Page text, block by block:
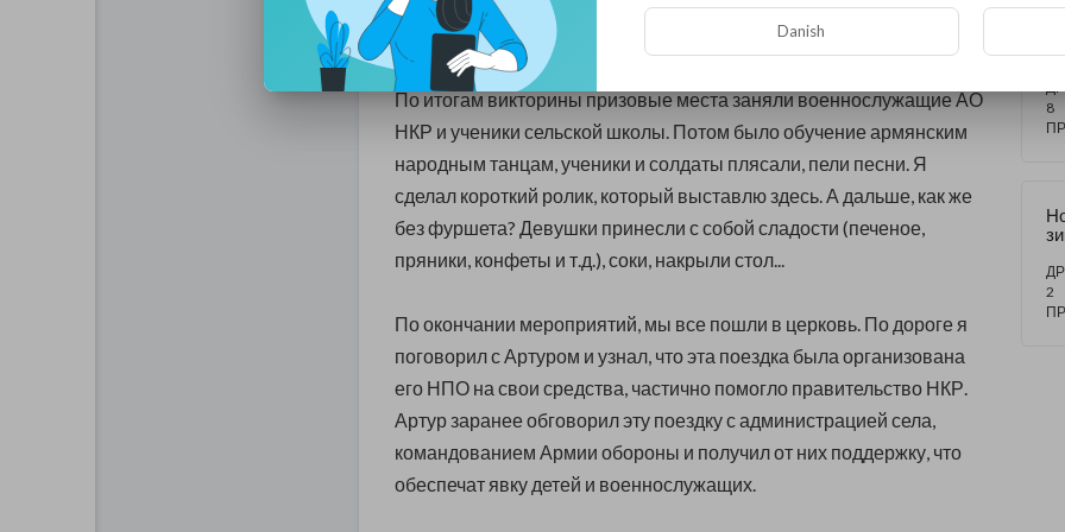
они сделали на радость детям и солдатикам...
По итогам викторины призовые места заняли военнослужащие АО
НКР и ученики сельской школы. Потом было обучение армянским
народным танцам, ученики и солдаты плясали, пели песни. Я
сделал короткий ролик, который выставлю здесь. А дальше, как же
без фуршета? Девушки принесли с собой сладости (печеное,
пряники, конфеты и т.д.), соки, накрыли стол...
По окончании мероприятий, мы все пошли в церковь. По дороге я
поговорил с Артуром и узнал, что эта поездка была организована
его НПО на свои средства, частично помогло правительство НКР.
Артур заранее обговорил эту поездку с администрацией села,
командованием Армии обороны и получил от них поддержку, что
обеспечат явку детей и военнослужащих.
я
8
т
2
Danish